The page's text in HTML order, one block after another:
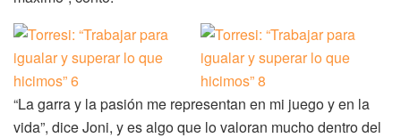
“La garra y la pasión me representan en mi juego y en la
vida”, dice Joni, y es algo que lo valoran mucho dentro del